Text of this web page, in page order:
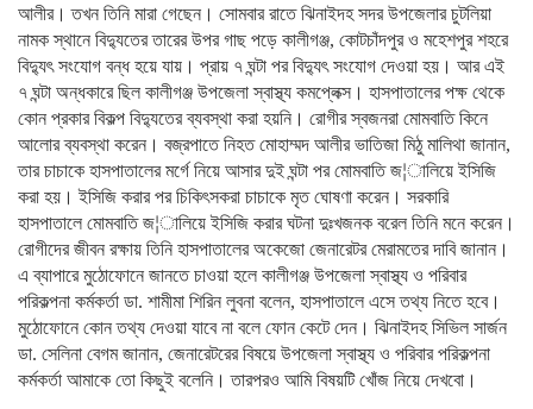
আলীর। তখন তিনি মারা গেছেন। সোমবার রাতে ঝিনাইদহ সদর উপজেলার চুটলিয়া
নামক স্থানে বিদ্যুতের তারের উপর গাছ পড়ে কালীগঞ্জ, কোটচাঁদপুর ও মহেশপুর শহরে
বিদ্যুৎ সংযোগ বন্ধ হয়ে যায়। প্রায় ৭ ঘন্টা পর বিদ্যুৎ সংযোগ দেওয়া হয়। আর এই
৭ ঘন্টা অন্ধকারে ছিল কালীগঞ্জ উপজেলা স্বাস্থ্য কমপ্লেক্স। হাসপাতালের পক্ষ থেকে
কোন প্রকার বিকল্প বিদ্যুতের ব্যবস্থা করা হয়নি। রোগীর স্বজনরা মোমবাতি কিনে
আলোর ব্যবস্থা করেন। বজ্রপাতে নিহত মোহাম্মদ আলীর ভাতিজা মিঠু মালিথা জানান,
তার চাচাকে হাসপাতালের মর্গে নিয়ে আসার দুই ঘন্টা পর মোমবাতি জ¦ালিয়ে ইসিজি
করা হয়। ইসিজি করার পর চিকিৎসকরা চাচাকে মৃত ঘোষণা করেন। সরকারি
হাসপাতালে মোমবাতি জ¦ালিয়ে ইসিজি করার ঘটনা দুঃখজনক বরেল তিনি মনে করেন।
রোগীদের জীবন রক্ষায় তিনি হাসপাতালের অকেজো জেনারেটর মেরামতের দাবি জানান।
এ ব্যাপারে মুঠোফোনে জানতে চাওয়া হলে কালীগঞ্জ উপজেলা স্বাস্থ্য ও পরিবার
পরিকল্পনা কর্মকর্তা ডা. শামীমা শিরিন লুবনা বলেন, হাসপাতালে এসে তথ্য নিতে হবে।
মুঠোফোনে কোন তথ্য দেওয়া যাবে না বলে ফোন কেটে দেন। ঝিনাইদহ সিভিল সার্জন
ডা. সেলিনা বেগম জানান, জেনারেটরের বিষয়ে উপজেলা স্বাস্থ্য ও পরিবার পরিকল্পনা
কর্মকর্তা আমাকে তো কিছুই বলেনি। তারপরও আমি বিষয়টি খোঁজ নিয়ে দেখবো।